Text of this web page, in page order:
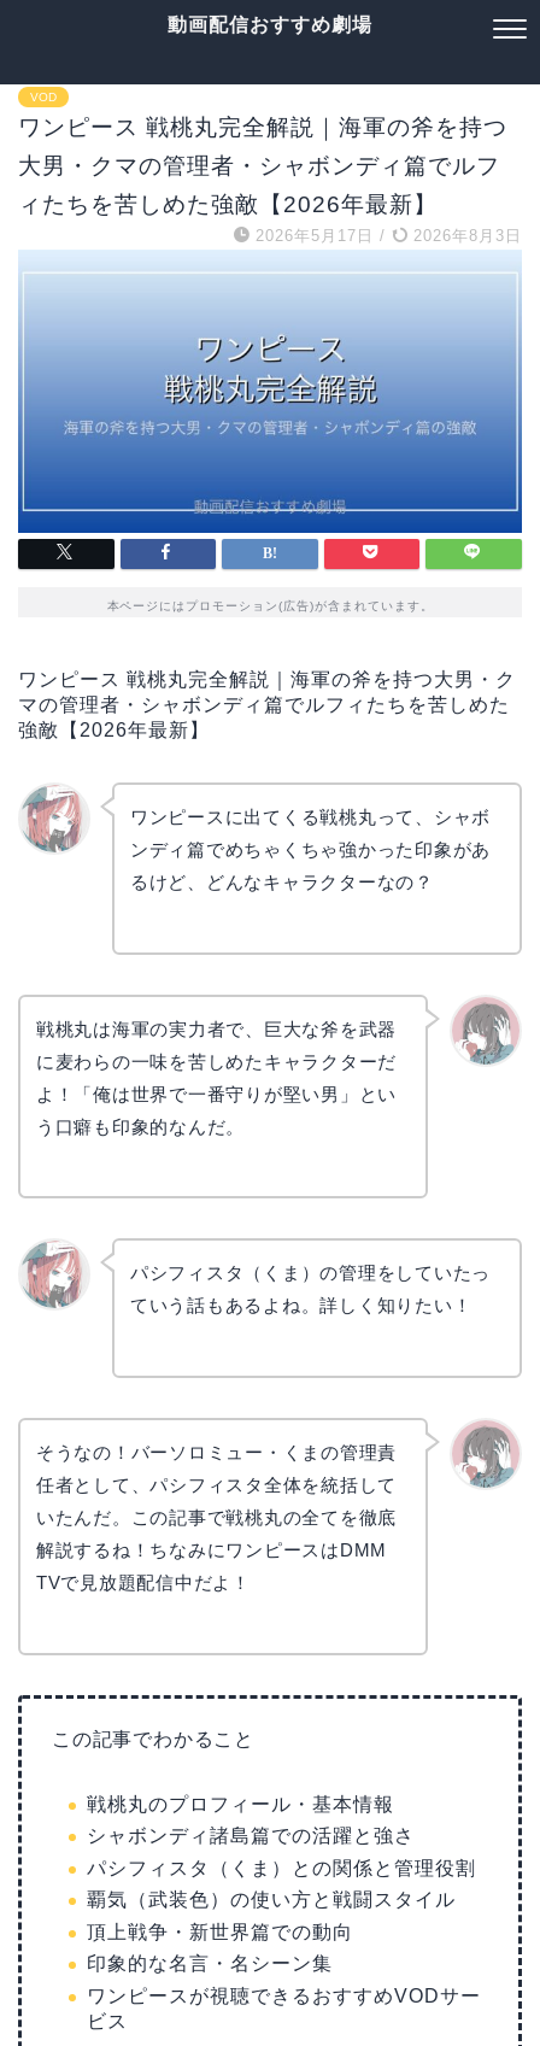
動画配信おすすめ劇場
VOD
ワンピース 戦桃丸完全解説｜海軍の斧を持つ
大男・クマの管理者・シャボンディ篇でルフ
ィたちを苦しめた強敵【2026年最新】
2026年5月17日 / 2026年8月3日
本ページにはプロモーション(広告)が含まれています。
ワンピース 戦桃丸完全解説｜海軍の斧を持つ大男・ク
マの管理者・シャボンディ篇でルフィたちを苦しめた
強敵【2026年最新】
ワンピースに出てくる戦桃丸って、シャボ
ンディ篇でめちゃくちゃ強かった印象があ
るけど、どんなキャラクターなの？
戦桃丸は海軍の実力者で、巨大な斧を武器
に麦わらの一味を苦しめたキャラクターだ
よ！「俺は世界で一番守りが堅い男」とい
う口癖も印象的なんだ。
パシフィスタ（くま）の管理をしていたっ
ていう話もあるよね。詳しく知りたい！
そうなの！バーソロミュー・くまの管理責
任者として、パシフィスタ全体を統括して
いたんだ。この記事で戦桃丸の全てを徹底
解説するね！ちなみにワンピースはDMM
TVで見放題配信中だよ！
この記事でわかること
戦桃丸のプロフィール・基本情報
シャボンディ諸島篇での活躍と強さ
パシフィスタ（くま）との関係と管理役割
覇気（武装色）の使い方と戦闘スタイル
頂上戦争・新世界篇での動向
印象的な名言・名シーン集
ワンピースが視聴できるおすすめVODサー
ビス